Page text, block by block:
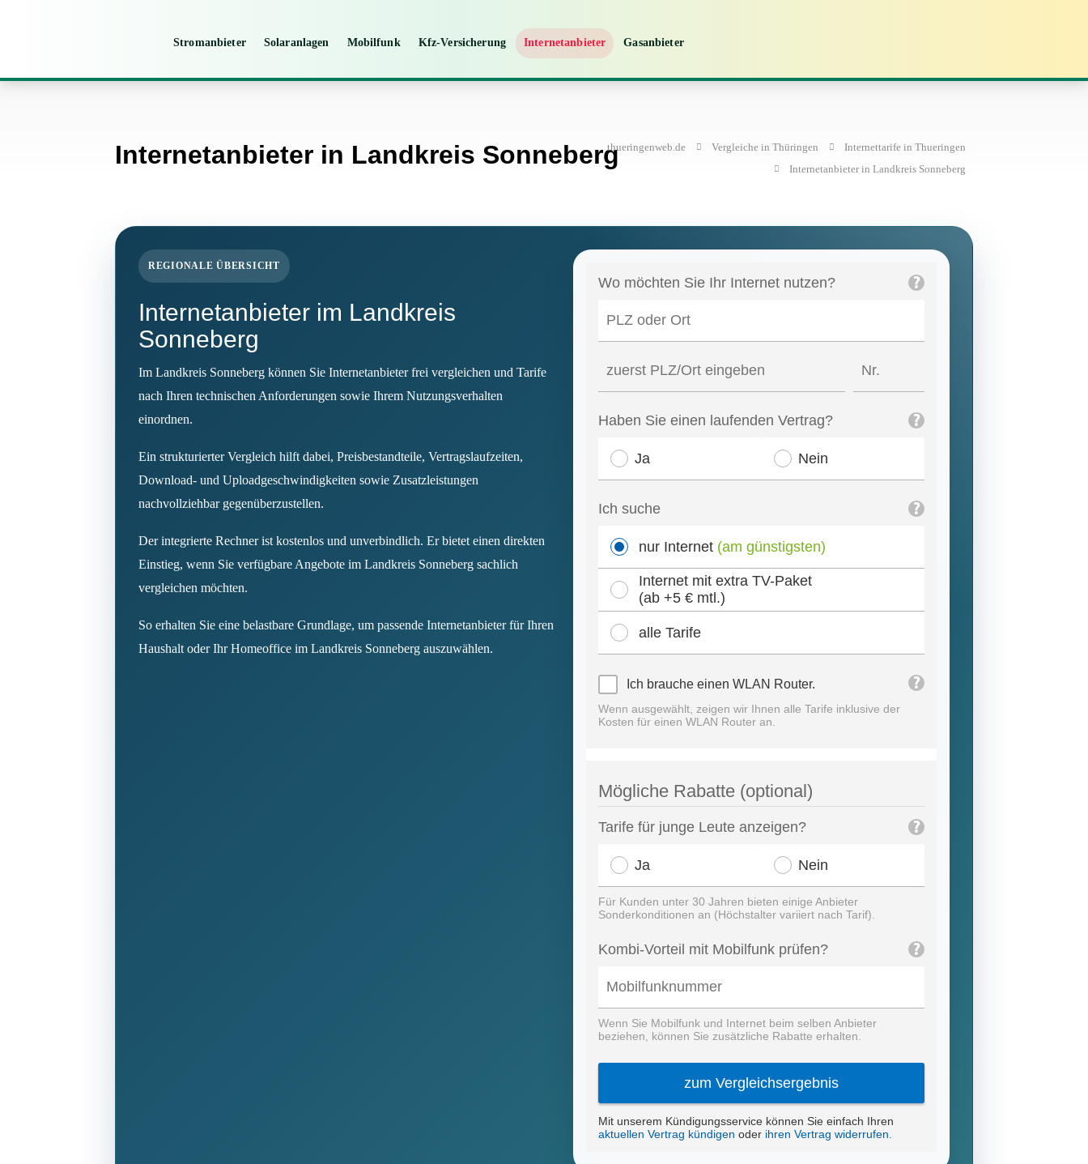
Stromanbieter Solaranlagen Mobilfunk Kfz-Versicherung Internetanbieter Gasanbieter
Internetanbieter in Landkreis Sonnebergthueringenweb.de Vergleiche in Thüringen
Internettarife in Thueringen
Internetanbieter in Landkreis Sonneberg
REGIONALE ÜBERSICHT
Internetanbieter im Landkreis
Sonneberg
Im Landkreis Sonneberg können Sie Internetanbieter frei vergleichen und Tarife
nach Ihren technischen Anforderungen sowie Ihrem Nutzungsverhalten
einordnen.
Ein strukturierter Vergleich hilft dabei, Preisbestandteile, Vertragslaufzeiten,
Download- und Uploadgeschwindigkeiten sowie Zusatzleistungen
nachvollziehbar gegenüberzustellen.
Der integrierte Rechner ist kostenlos und unverbindlich. Er bietet einen direkten
Einstieg, wenn Sie verfügbare Angebote im Landkreis Sonneberg sachlich
vergleichen möchten.
So erhalten Sie eine belastbare Grundlage, um passende Internetanbieter für Ihren
Haushalt oder Ihr Homeoffice im Landkreis Sonneberg auszuwählen.